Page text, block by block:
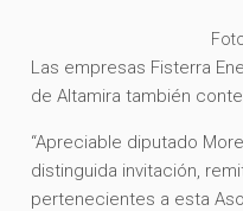
Las empresas Fisterra
de Altamira también
“Apreciable diputado
distinguida invitación,
pertenecientes a esta